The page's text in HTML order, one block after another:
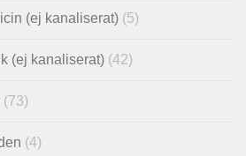
(ej kanaliserat) (5)
(ej kanaliserat) (42)
(73)
(4)